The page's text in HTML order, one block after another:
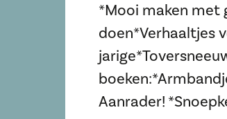
*Mooi maken met
doen*Verhaaltjes
Aanrader!